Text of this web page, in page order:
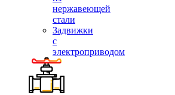
нержавеющей
стали
Задвижки
с
электроприводом